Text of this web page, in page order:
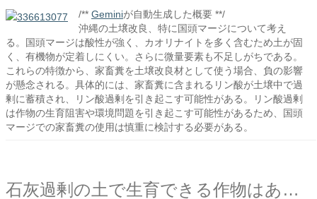
/** Geminiが自動生成した概要 **/
沖縄の土壌改良、特に国頭マージについて考え
る。国頭マージは酸性が強く、カオリナイトを多く含むため土が固
く、有機物が定着しにくい。さらに微量要素も不足しがちである。
これらの特徴から、家畜糞を土壌改良材として使う場合、負の影響
が懸念される。具体的には、家畜糞に含まれるリン酸が土壌中で過
剰に蓄積され、リン酸過剰を引き起こす可能性がある。リン酸過剰
は作物の生育阻害や環境問題を引き起こす可能性があるため、国頭
マージでの家畜糞の使用は慎重に検討する必要がある。
石灰過剰の土で生育できる作物はあるか？